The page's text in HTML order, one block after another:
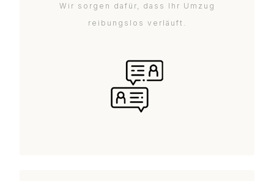
Wir sorgen dafür, dass Ihr Umzug
reibungslos verläuft.